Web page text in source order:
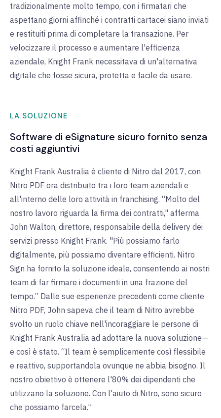
tradizionalmente molto tempo, con i firmatari che
aspettano giorni affinché i contratti cartacei siano inviati
e restituiti prima di completare la transazione. Per
velocizzare il processo e aumentare l'efficienza
aziendale, Knight Frank necessitava di un'alternativa
digitale che fosse sicura, protetta e facile da usare.
LA SOLUZIONE
Software di eSignature sicuro fornito senza
costi aggiuntivi
Knight Frank Australia è cliente di Nitro dal 2017, con
Nitro PDF ora distribuito tra i loro team aziendali e
all'interno delle loro attività in franchising. “Molto del
nostro lavoro riguarda la firma dei contratti," afferma
John Walton, direttore, responsabile della delivery dei
servizi presso Knight Frank. "Più possiamo farlo
digitalmente, più possiamo diventare efficienti. Nitro
Sign ha fornito la soluzione ideale, consentendo ai nostri
team di far firmare i documenti in una frazione del
tempo.” Dalle sue esperienze precedenti come cliente
Nitro PDF, John sapeva che il team di Nitro avrebbe
svolto un ruolo chiave nell'incoraggiare le persone di
Knight Frank Australia ad adottare la nuova soluzione—
e così è stato. “Il team è semplicemente così flessibile
e reattivo, supportandola ovunque ne abbia bisogno. Il
nostro obiettivo è ottenere l'80% dei dipendenti che
utilizzano la soluzione. Con l'aiuto di Nitro, sono sicuro
che possiamo farcela.”